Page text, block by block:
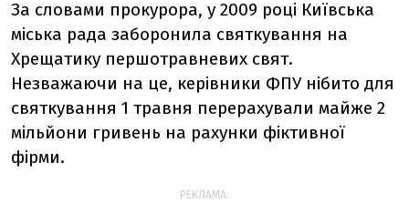
За словами прокурора, у 2009 році Київська
міська рада заборонила святкування на
Хрещатику першотравневих свят.
Незважаючи на це, керівники ФПУ нібито для
святкування 1 травня перерахували майже 2
мільйони гривень на рахунки фіктивної
фірми.
РЕКЛАМА: